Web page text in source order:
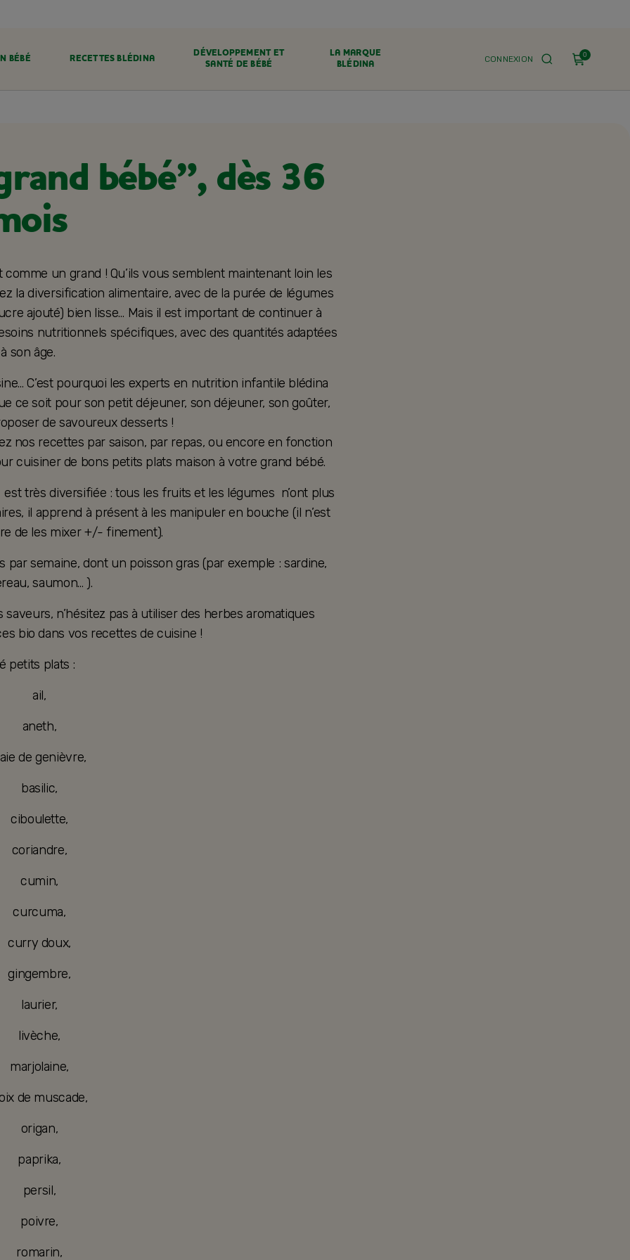
CONNEXION 0
BÉBÉ RECETTES BLÉDINA
DÉVELOPPEMENT ET
SANTÉ DE BÉBÉ
LA MARQUE
BLÉDINA
bébé”, dès 36
un grand ! Qu’ils vous semblent maintenant loin les
la diversification alimentaire, avec de la purée de légumes
ajouté) bien lisse… Mais il est important de continuer à
nutritionnels spécifiques, avec des quantités adaptées
à son âge.
C’est pourquoi les experts en nutrition infantile blédina
ce soit pour son petit déjeuner, son déjeuner, son goûter,
de savoureux desserts !
nos recettes par saison, par repas, ou encore en fonction
cuisiner de bons petits plats maison à votre grand bébé.
est très diversifiée : tous les fruits et les légumes n’ont plus
il apprend à présent à les manipuler en bouche (il n’est
de les mixer +/- finement).
semaine, dont un poisson gras (par exemple : sardine,
saumon… ).
n’hésitez pas à utiliser des herbes aromatiques
bio dans vos recettes de cuisine !
petits plats :
ail,
aneth,
de genièvre,
basilic,
ciboulette,
coriandre,
cumin,
curcuma,
curry doux,
gingembre,
laurier,
livèche,
marjolaine,
de muscade,
origan,
paprika,
persil,
poivre,
romarin,